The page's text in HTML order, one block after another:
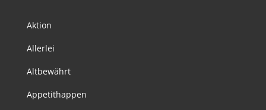
Aktion
Allerlei
Altbewährt
Appetithappen